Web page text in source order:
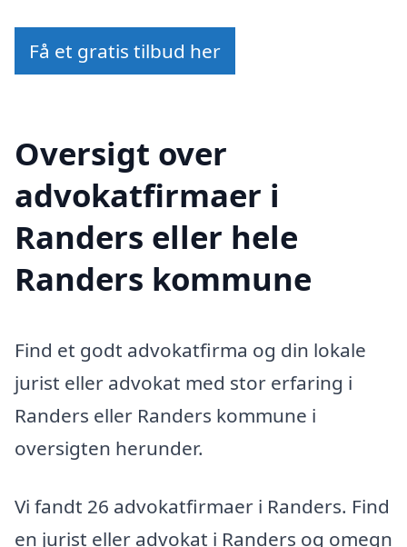
Få et gratis tilbud her
Oversigt over
advokatfirmaer i
Randers eller hele
Randers kommune
Find et godt advokatfirma og din lokale
jurist eller advokat med stor erfaring i
Randers eller Randers kommune i
oversigten herunder.
Vi fandt 26 advokatfirmaer i Randers. Find
en jurist eller advokat i Randers og omegn